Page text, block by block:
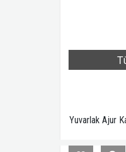
Yuvarlak Ajur